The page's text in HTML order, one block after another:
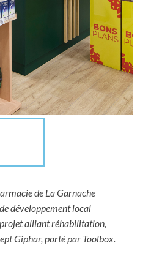
de La Garnache
développement local
alliant réhabilitation,
Giphar, porté par Toolbox.